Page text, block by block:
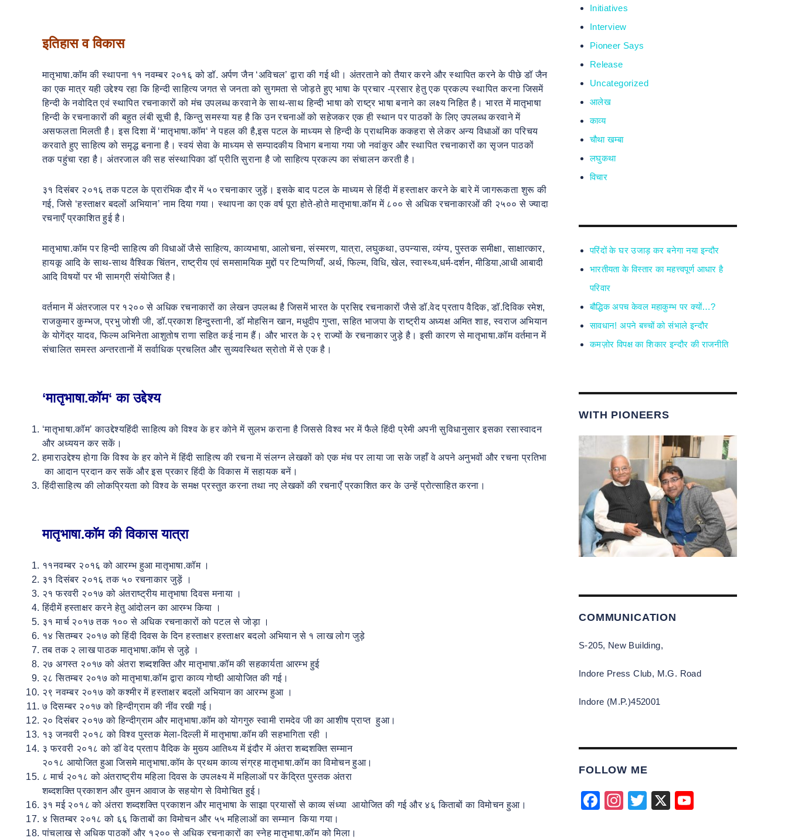
इतिहास व विकास
मातृभाषा.कॉम की स्थापना ११ नवम्बर २०१६ को डॉ. अर्पण जैन ‘अविचल’ द्वारा की गई थी। अंतरताने को तैयार करने और स्थापित करने के पीछे डॉ जैन
का एक मात्र यही उद्देश्य रहा कि हिन्दी साहित्य जगत से जनता को सुगमता से जोड़ते हुए भाषा के प्रचार -प्रसार हेतु एक प्रकल्प स्थापित करना जिसमें
हिन्दी के नवोदित एवं स्थापित रचनाकारों को मंच उपलब्ध करवाने के साथ-साथ हिन्दी भाषा को राष्ट्र भाषा बनाने का लक्ष्य निहित है। भारत में मातृभाषा
हिन्दी के रचनाकारों की बहुत लंबी सूची है, किन्तु समस्या यह है कि उन रचनाओं को सहेजकर एक ही स्थान पर पाठकों के लिए उपलब्ध करवाने में
असफलता मिलती है। इस दिशा में ‘मातृभाषा.कॉम‘ ने पहल की है,इस पटल के माध्यम से हिन्दी के प्राथमिक ककहरा से लेकर अन्य विधाओं का परिचय
करवाते हुए साहित्य को समृद्ध बनाना है। स्वयं सेवा के माध्यम से सम्पादकीय विभाग बनाया गया जो नवांकुर और स्थापित रचनाकारों का सृजन पाठकों
तक पहुंचा रहा है। अंतरजाल की सह संस्थापिका डॉ प्रीति सुराना है जो साहित्य प्रकल्प का संचालन करती है।
३१ दिसंबर २०१६ तक पटल के प्रारंभिक दौर में ५० रचनाकार जुड़ें। इसके बाद पटल के माध्यम से हिंदी में हस्ताक्षर करने के बारे में जागरूकता शुरू की
गई, जिसे ‘हस्ताक्षर बदलों अभियान’ नाम दिया गया। स्थापना का एक वर्ष पूरा होते-होते मातृभाषा.कॉम में ८०० से अधिक रचनाकारओं की २५०० से ज्यादा
रचनाएँ प्रकाशित हुई है।
मातृभाषा.कॉम पर हिन्दी साहित्य की विधाओं जैसे साहित्य, काव्यभाषा, आलोचना, संस्मरण, यात्रा, लघुकथा, उपन्यास, व्यंग्य, पुस्तक समीक्षा, साक्षात्कार,
हायकू आदि के साथ-साथ वैश्विक चिंतन, राष्ट्रीय एवं समसामयिक मुद्दों पर टिप्पणियाँ, अर्थ, फिल्म, विधि, खेल, स्वास्थ्य,धर्म-दर्शन, मीडिया,आधी आबादी
आदि विषयों पर भी सामग्री संयोजित है।
वर्तमान में अंतरजाल पर १२०० से अधिक रचनाकारों का लेखन उपलब्ध है जिसमें भारत के प्रसिद्द रचनाकारों जैसे डॉ.वेद प्रताप वैदिक, डॉ.दिविक रमेश,
राजकुमार कुम्भज, प्रभु जोशी जी, डॉ.प्रकाश हिन्दुस्तानी, डॉ मोहसिन खान, मधुदीप गुप्ता, सहित भाजपा के राष्ट्रीय अध्यक्ष अमित शाह, स्वराज अभियान
के योगेंद्र यादव, फिल्म अभिनेता आशुतोष राणा सहित कई नाम हैं। और भारत के २९ राज्यों के रचनाकार जुड़े है। इसी कारण से मातृभाषा.कॉम वर्तमान में
संचालित समस्त अन्तरतानों में सर्वाधिक प्रचलित और सुव्यवस्थित स्रोतो में से एक है।
‘मातृभाषा.कॉम‘का उद्देश्य
‘मातृभाषा.कॉम’ काउद्देश्यहिंदी साहित्य को विश्व के हर कोने में सुलभ कराना है जिससे विश्व भर में फैले हिंदी प्रेमी अपनी सुविधानुसार इसका रसास्वादन
और अध्ययन कर सकें।
हमाराउद्देश्य होगा कि विश्व के हर कोने में हिंदी साहित्य की रचना में संलग्न लेखकों को एक मंच पर लाया जा सके जहाँ वे अपने अनुभवों और रचना प्रतिभा
का आदान प्रदान कर सकें और इस प्रकार हिंदी के विकास में सहायक बनें।
हिंदीसाहित्य की लोकप्रियता को विश्व के समक्ष प्रस्तुत करना तथा नए लेखकों की रचनाएँ प्रकाशित कर के उन्हें प्रोत्साहित करना।
मातृभाषा.कॉम की विकास यात्रा
११नवम्बर २०१६ को आरम्भ हुआ मातृभाषा.कॉम ।
३१ दिसंबर २०१६ तक ५० रचनाकार जुड़ें ।
२१ फरवरी २०१७ को अंतराष्ट्रीय मातृभाषा दिवस मनाया ।
हिंदीमें हस्ताक्षर करने हेतु आंदोलन का आरम्भ किया ।
३१ मार्च २०१७ तक १०० से अधिक रचनाकारों को पटल से जोड़ा ।
१४ सितम्बर २०१७ को हिंदी दिवस के दिन हस्ताक्षर हस्ताक्षर बदलो अभियान से १ लाख लोग जुड़े
तब तक २ लाख पाठक मातृभाषा.कॉम से जुड़े ।
२७ अगस्त २०१७ को अंतरा शब्दशक्ति और मातृभाषा.कॉम की सहकार्यता आरम्भ हुई
२८ सितम्बर २०१७ को मातृभाषा.कॉम द्वारा काव्य गोष्ठी आयोजित की गई।
२९ नवम्बर २०१७ को कश्मीर में हस्ताक्षर बदलों अभियान का आरम्भ हुआ ।
७ दिसम्बर २०१७ को हिन्दीग्राम की नींव रखी गई।
२० दिसंबर २०१७ को हिन्दीग्राम और मातृभाषा.कॉम को योगगुरु स्वामी रामदेव जी का आशीष प्राप्त हुआ।
१३ जनवरी २०१८ को विश्व पुस्तक मेला-दिल्ली में मातृभाषा.कॉम की सहभागिता रही ।
३ फरवरी २०१८ को डॉ वेद प्रताप वैदिक के मुख्य आतिथ्य में इंदौर में अंतरा शब्दशक्ति सम्मान
२०१८ आयोजित हुआ जिसमे मातृभाषा.कॉम के प्रथम काव्य संग्रह मातृभाषा.कॉम का विमोचन हुआ।
८ मार्च २०१८ को अंतराष्ट्रीय महिला दिवस के उपलक्ष्य में महिलाओं पर केंद्रित पुस्तक अंतरा
शब्दशक्ति प्रकाशन और वुमन आवाज के सहयोग से विमोचित हुई।
३१ मई २०१८ को अंतरा शब्दशक्ति प्रकाशन और मातृभाषा के साझा प्रयासों से काव्य संध्या आयोजित की गई और ४६ किताबों का विमोचन हुआ।
४ सितम्बर २०१८ को ६६ किताबों का विमोचन और ५५ महिलाओं का सम्मान किया गया।
पांचलाख से अधिक पाठकों और १२०० से अधिक रचनाकारों का स्नेह मातृभाषा.कॉम को मिला।
Initiatives
Interview
Pioneer Says
Release
Uncategorized
आलेख
काव्य
चौथा खम्बा
लघुकथा
विचार
परिंदों के घर उजाड़ कर बनेगा नया इन्दौर
भारतीयता के विस्तार का महत्त्वपूर्ण आधार है
परिवार
बौद्धिक अपच केवल महाकुम्भ पर क्यों…?
सावधान! अपने बच्चों को संभाले इन्दौर
कमज़ोर विपक्ष का शिकार इन्दौर की राजनीति
WITH PIONEERS
COMMUNICATION
S-205, New Building,
Indore Press Club, M.G. Road
Indore (M.P.)452001
FOLLOW ME
F
In
T
X